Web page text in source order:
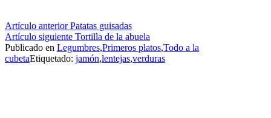
Seguir
leyendo
Artículo anteriorPatatas guisadas
Artículo siguiente Tortilla de la abuela
Publicado en Legumbres,Primeros platos,Todo a la
cubetaEtiquetado: jamón,lentejas,verduras